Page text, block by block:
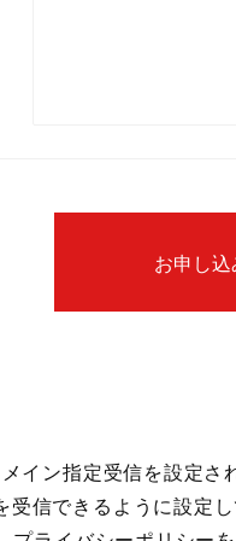
お申し
イン指定受信を設定
信できるように設定し